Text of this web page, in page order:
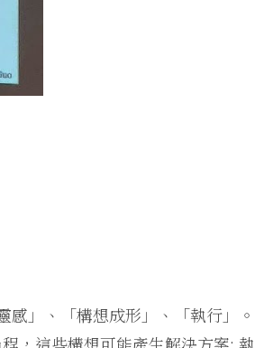
」、「構想成形」、「執行」。